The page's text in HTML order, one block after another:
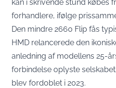
kan i skrivende stund købes
forhandlere, ifølge
Den mindre 2660 Flip fås
HMD relancerede den
anledning af modellens 25-
forbindelse oplyste
blev fordoblet i 2023.